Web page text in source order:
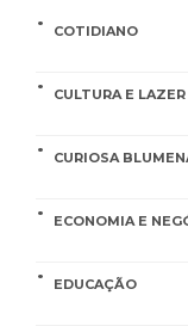
COTIDIANO
CULTURA E LAZER
CURIOSA
ECONOMIA E
EDUCAÇÃO